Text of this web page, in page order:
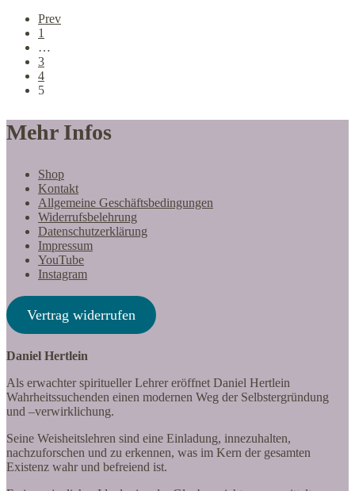
Prev
1
…
3
4
5
Mehr Infos
Shop
Kontakt
Allgemeine Geschäftsbedingungen
Widerrufsbelehrung
Datenschutzerklärung
Impressum
YouTube
Instagram
Vertrag widerrufen
Daniel Hertlein
Als erwachter spiritueller Lehrer eröffnet Daniel Hertlein
Wahrheitssuchenden einen modernen Weg der Selbstergründung
und –verwirklichung.
Seine Weisheitslehren sind eine Einladung, innezuhalten,
nachzuforschen und zu erkennen, was im Kern der gesamten
Existenz wahr und befreiend ist.